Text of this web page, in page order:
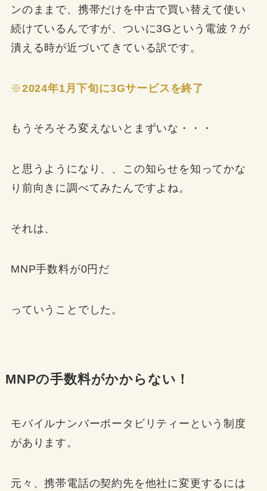
ンのままで、携帯だけを中古で買い替えて使い
続けているんですが、ついに3Gという電波？が
潰える時が近づいてきている訳です。
※2024年1月下旬に3Gサービスを終了
もうそろそろ変えないとまずいな・・・
と思うようになり、、この知らせを知ってかな
り前向きに調べてみたんですよね。
それは、
MNP手数料が0円だ
っていうことでした。
MNPの手数料がかからない！
モバイルナンバーポータビリティーという制度
があります。
元々、携帯電話の契約先を他社に変更するには